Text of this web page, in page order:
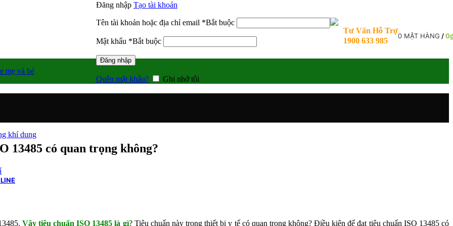
Đăng nhập Tạo tài khoản
Tên tài khoản hoặc địa chỉ email *Bắt buộc
Mật khẩu *Bắt buộc
Đăng nhập
Quên mật khẩu? Ghi nhớ tôi
Tư Vấn Hỗ Trợ
1900 633 985
0 MẶT HÀNG /0
mẹ và bé
khí dung
13485 có quan trọng không?
Vậy tiêu chuẩn ISO 13485 là gì? Tiêu chuẩn này trong thiết bị y tế có quan trọng không? Điều kiện để đạt tiêu chuẩn ISO 13485 có